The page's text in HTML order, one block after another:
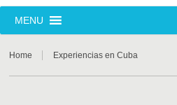
MENU
Home Experiencias en Cuba